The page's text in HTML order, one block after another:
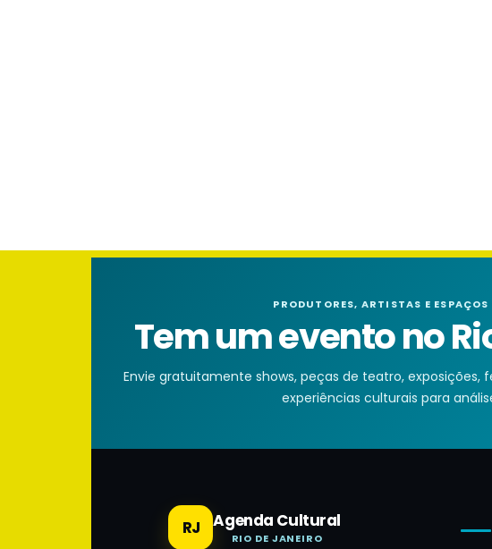
PRODUTORES, ARTISTAS E
Tem um evento no
Envie gratuitamente shows, peças de teatro, exposições,
experiências culturais para
RJ Agenda Cultural
RIO DE JANEIRO